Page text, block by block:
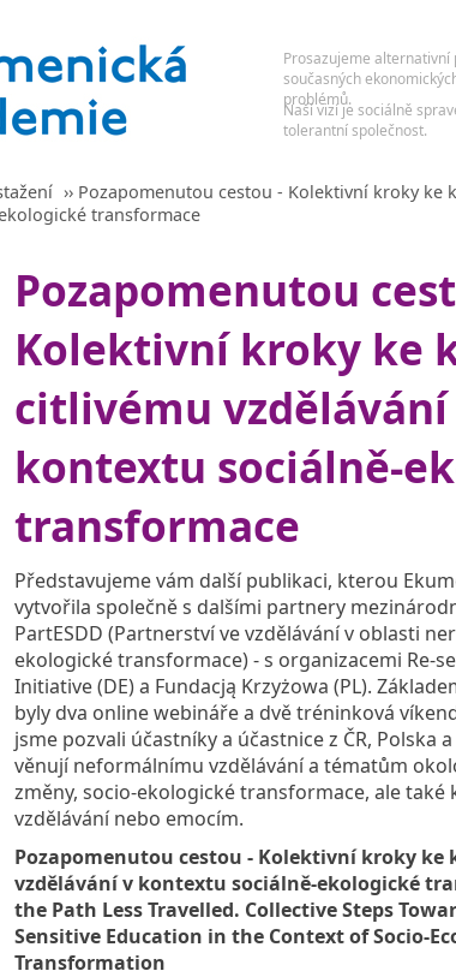
›› Pozapomenutou cestou - Kolektivní kroky ke
transformace
Pozapomenutou
Kolektivní kroky ke
citlivému
kontextu sociálně-
transformace
Představujeme vám další publikaci, kterou
vytvořila společně s dalšími partnery
PartESDD (Partnerství ve vzdělávání v oblasti
ekologické transformace) - s organizacemi Re-
Initiative (DE) a Fundacją Krzyżowa (PL).
byly dva online webináře a dvě tréninková
jsme pozvali účastníky a účastnice z ČR, Polska
věnují neformálnímu vzdělávání a tématům
změny, socio-ekologické transformace, ale
vzdělávání nebo emocím.
Pozapomenutou cestou - Kolektivní kroky
vzdělávání v kontextu sociálně-ekologické
the Path Less Travelled. Collective Steps
Sensitive Education in the Context of Socio-
Transformation